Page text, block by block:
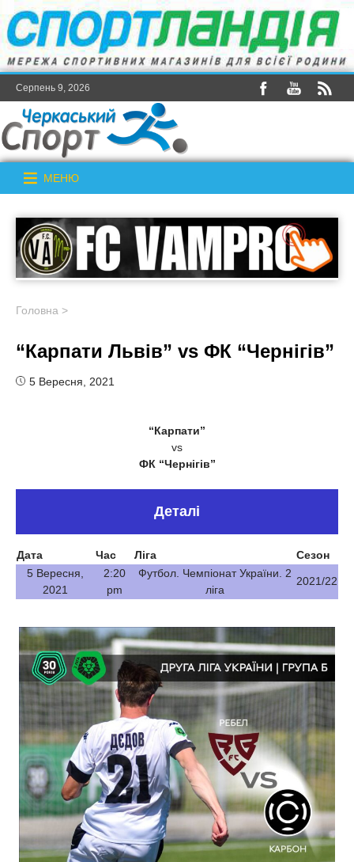
Серпень 9, 2026
МЕНЮ
Головна >
“Карпати Львів” vs ФК “Чернігів”
5 Вересня, 2021
“Карпати”
vs
ФК “Чернігів”
Деталі
Дата Час Ліга
Сезон
5 Вересня,
2021
2:20
pm
Футбол. Чемпіонат України. 2
ліга
2021/22